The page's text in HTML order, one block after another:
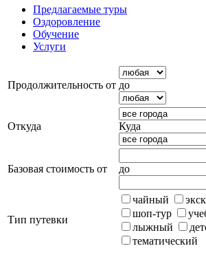
Предлагаемые туры
Оздоровление
Обучение
Услуги
Продолжительность от до
Откуда Куда
Базовая стоимость от
до
Тип путевки
чайный
шоп-тур
лыжный
тематический